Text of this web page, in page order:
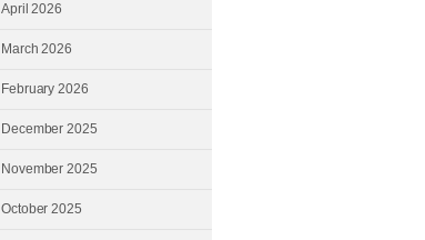
April 2026
March 2026
February 2026
December 2025
November 2025
October 2025